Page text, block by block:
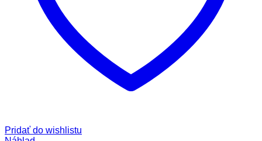
Pridať do wishlistu